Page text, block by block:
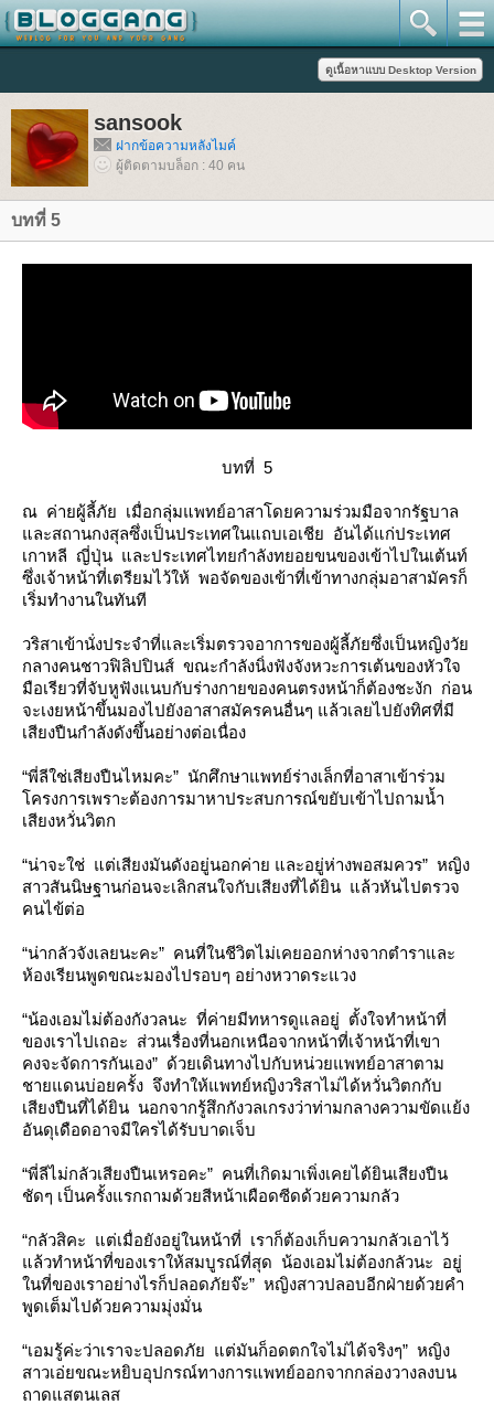
sansook
ฝากข้อความหลังไมค์
ผู้ติดตามบล็อก : 40 คน
บทที่ 5
บทที่ 5
ณ ค่ายผู้ลี้ภัย เมื่อกลุ่มแพทย์อาสาโดยความร่วมมือจากรัฐบาล
ละสถานกงสุลซึ่งเป็นประเทศในแถบเอเชีย อันได้แก่ประเทศ
เกาหลี ญี่ปุ่น และประเทศไทยกำลังทยอยขนของเข้าไปในเต้นท์
ซึ่งเจ้าหน้าที่เตรียมไว้ให้ พอจัดของเข้าที่เข้าทางกลุ่มอาสามัครก็
เริ่มทำงานในทันที
วริสาเข้านั่งประจำที่และเริ่มตรวจอาการของผู้ลี้ภัยซึ่งเป็นหญิงวั
กลางคนชาวฟิลิปปินส์ ขณะกำลังนิ่งฟังจังหวะการเต้นของหัวใจ
มือเรียวที่จับหูฟังแนบกับร่างกายของคนตรงหน้าก็ต้องชะงัก ก่อน
จะเงยหน้าขึ้นมองไปยังอาสาสมัครคนอื่นๆ แล้วเลยไปยังทิศที่มี
เสียงปืนกำลังดังขึ้นอย่างต่อเนื่อง
“พี่ลีใช่เสียงปืนไหมคะ” นักศึกษาแพทย์ร่างเล็กที่อาสาเข้าร่วม
ครงการเพราะต้องการมาหาประสบการณ์ขยับเข้าไปถามน้ำ
เสียงหวั่นวิตก
“น่าจะใช่ แต่เสียงมันดังอยู่นอกค่าย และอยู่ห่างพอสมควร” หญิง
สาวสันนิษฐานก่อนจะเลิกสนใจกับเสียงที่ได้ยิน แล้วหันไปตรวจ
คนไข้ต่อ
“น่ากลัวจังเลยนะคะ” คนที่ในชีวิตไม่เคยออกห่างจากตำราและ
ห้องเรียนพูดขณะมองไปรอบๆ อย่างหวาดระแวง
“น้องเอมไม่ต้องกังวลนะ ที่ค่ายมีทหารดูแลอยู่ ตั้งใจทำหน้าที่
ของเราไปเถอะ ส่วนเรื่องที่นอกเหนือจากหน้าที่เจ้าหน้าที่เขา
คงจะจัดการกันเอง” ด้วยเดินทางไปกับหน่วยแพทย์อาสาตาม
ชายแดนบ่อยครั้ง จึงทำให้แพทย์หญิงวริสาไม่ได้หวั่นวิตกกับ
เสียงปืนที่ได้ยิน นอกจากรู้สึกกังวลเกรงว่าท่ามกลางความขัดแย้ง
อันดุเดือดอาจมีใครได้รับบาดเจ็บ
“พี่ลีไม่กลัวเสียงปืนเหรอคะ” คนที่เกิดมาเพิ่งเคยได้ยินเสียงปืน
ชัดๆ เป็นครั้งแรกถามด้วยสีหน้าเผือดซีดด้วยความกลัว
“กลัวสิคะ แต่เมื่อยังอยู่ในหน้าที่ เราก็ต้องเก็บความกลัวเอาไว้
ล้วทำหน้าที่ของเราให้สมบูรณ์ที่สุด น้องเอมไม่ต้องกลัวนะ อยู่
นที่ของเราอย่างไรก็ปลอดภัยจ๊ะ” หญิงสาวปลอบอีกฝ่ายด้วยคำ
พูดเต็มไปด้วยความมุ่งมั่น
“เอมรู้ค่ะว่าเราจะปลอดภัย แต่มันก็อดตกใจไม่ได้จริงๆ” หญิง
สาวเอ่ยขณะหยิบอุปกรณ์ทางการแพทย์ออกจากกล่องวางลงบน
ถาดแสตนเลส